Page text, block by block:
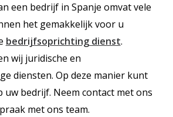
een bedrijf in Spanje omvat vele
het gemakkelijk voor u
bedrijfsoprichting dienst.
wij juridische en
diensten. Op deze manier kunt
uw bedrijf. Neem contact met ons
met ons team.